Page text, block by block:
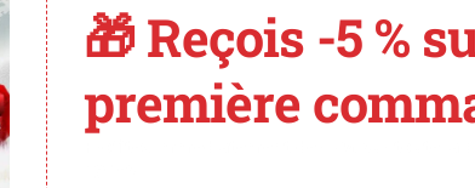
! Nous
🎁 Reçois -5 %
première